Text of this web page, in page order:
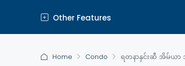
Other Features
Home Condo ရတနာနှင်းဆီ အိမ်ယာ